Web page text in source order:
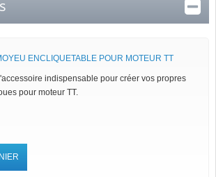
ENCLIQUETABLE POUR MOTEUR TT
indispensable pour créer vos propres
pour moteur TT.